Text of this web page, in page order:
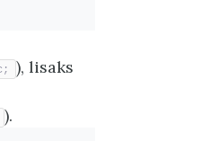
), lisaks
).